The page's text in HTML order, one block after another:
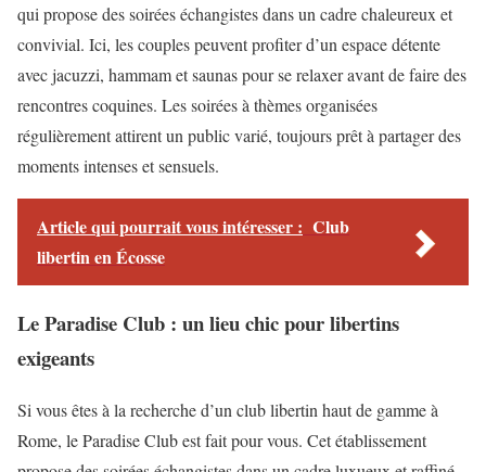
qui propose des soirées échangistes dans un cadre chaleureux et
convivial. Ici, les couples peuvent profiter d’un espace détente
avec jacuzzi, hammam et saunas pour se relaxer avant de faire des
rencontres coquines. Les soirées à thèmes organisées
régulièrement attirent un public varié, toujours prêt à partager des
moments intenses et sensuels.
Article qui pourrait vous intéresser : Club
libertin en Écosse
Le Paradise Club : un lieu chic pour libertins
exigeants
Si vous êtes à la recherche d’un club libertin haut de gamme à
Rome, le Paradise Club est fait pour vous. Cet établissement